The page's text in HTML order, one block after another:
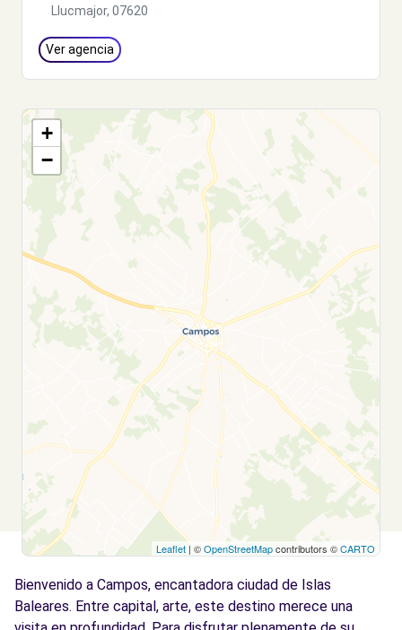
Llucmajor, 07620
Ver agencia
+
−
Leaflet | ©OpenStreetMapcontributors ©CARTO
Bienvenido a Campos, encantadora ciudad de Islas
Baleares. Entre capital, arte, este destino merece una